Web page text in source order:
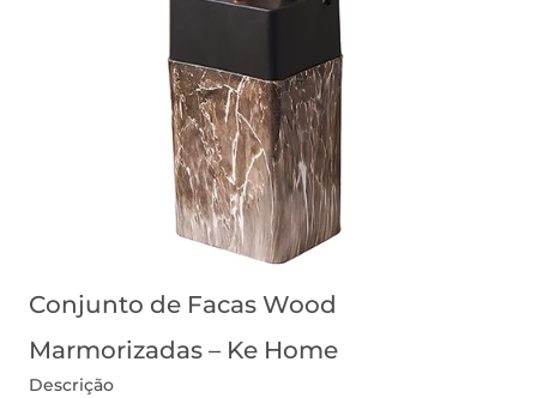
Conjunto de Facas Wood
Marmorizadas – Ke Home
Descrição